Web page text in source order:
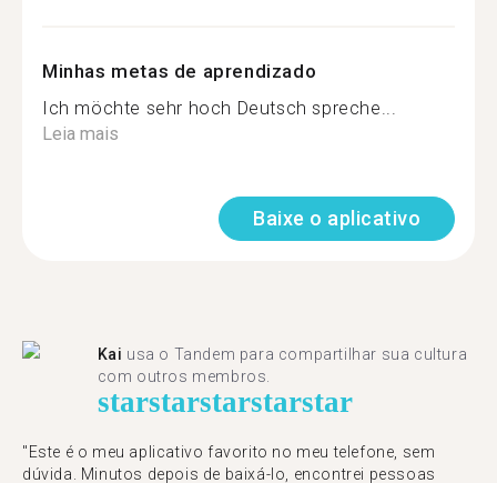
Minhas metas de aprendizado
Ich möchte sehr hoch Deutsch spreche...
Leia mais
Baixe o aplicativo
Kai usa o Tandem para compartilhar sua cultura
com outros membros.
starstarstarstarstar
"Este é o meu aplicativo favorito no meu telefone, sem
dúvida. Minutos depois de baixá-lo, encontrei pessoas